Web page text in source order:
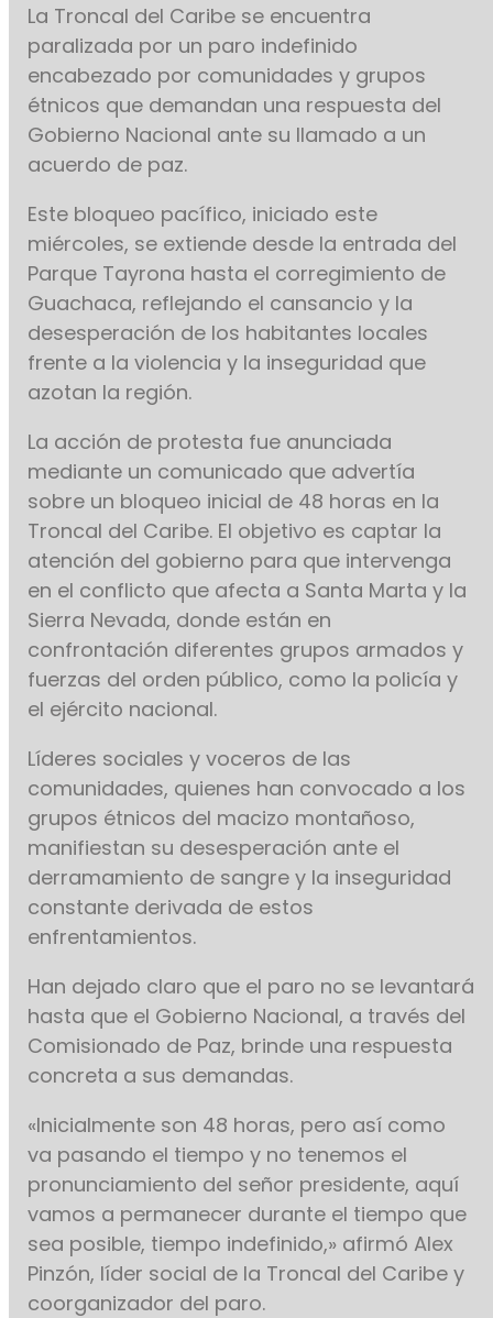
La Troncal del Caribe se encuentra
paralizada por un paro indefinido
encabezado por comunidades y grupos
étnicos que demandan una respuesta del
Gobierno Nacional ante su llamado a un
acuerdo de paz.
Este bloqueo pacífico, iniciado este
miércoles, se extiende desde la entrada del
Parque Tayrona hasta el corregimiento de
Guachaca, reflejando el cansancio y la
desesperación de los habitantes locales
frente a la violencia y la inseguridad que
azotan la región.
La acción de protesta fue anunciada
mediante un comunicado que advertía
sobre un bloqueo inicial de 48 horas en la
Troncal del Caribe. El objetivo es captar la
atención del gobierno para que intervenga
en el conflicto que afecta a Santa Marta y la
Sierra Nevada, donde están en
confrontación diferentes grupos armados y
fuerzas del orden público, como la policía y
el ejército nacional.
Líderes sociales y voceros de las
comunidades, quienes han convocado a los
grupos étnicos del macizo montañoso,
manifiestan su desesperación ante el
derramamiento de sangre y la inseguridad
constante derivada de estos
enfrentamientos.
Han dejado claro que el paro no se levantará
hasta que el Gobierno Nacional, a través del
Comisionado de Paz, brinde una respuesta
concreta a sus demandas.
«Inicialmente son 48 horas, pero así como
va pasando el tiempo y no tenemos el
pronunciamiento del señor presidente, aquí
vamos a permanecer durante el tiempo que
sea posible, tiempo indefinido,» afirmó Alex
Pinzón, líder social de la Troncal del Caribe y
coorganizador del paro.